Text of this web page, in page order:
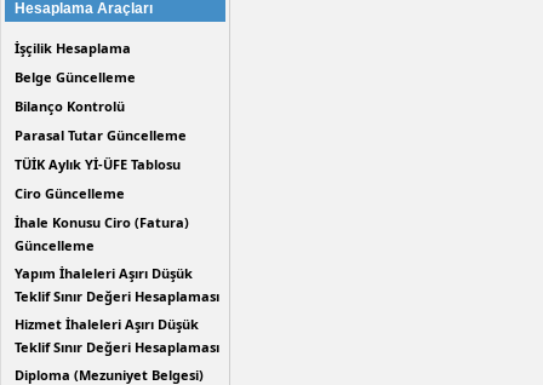
Hesaplama Araçları
İşçilik Hesaplama
Belge Güncelleme
Bilanço Kontrolü
Parasal Tutar Güncelleme
TÜİK Aylık Yİ-ÜFE Tablosu
Ciro Güncelleme
İhale Konusu Ciro (Fatura)
Güncelleme
Yapım İhaleleri Aşırı Düşük
Teklif Sınır Değeri Hesaplaması
Hizmet İhaleleri Aşırı Düşük
Teklif Sınır Değeri Hesaplaması
Diploma (Mezuniyet Belgesi)